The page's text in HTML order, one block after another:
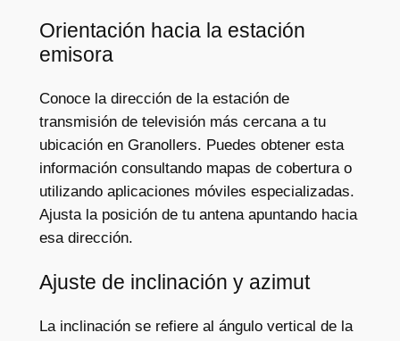
Orientación hacia la estación
emisora
Conoce la dirección de la estación de
transmisión de televisión más cercana a tu
ubicación en Granollers. Puedes obtener esta
información consultando mapas de cobertura o
utilizando aplicaciones móviles especializadas.
Ajusta la posición de tu antena apuntando hacia
esa dirección.
Ajuste de inclinación y azimut
La inclinación se refiere al ángulo vertical de la